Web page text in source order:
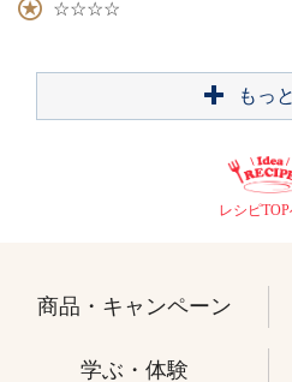
☆☆☆☆
もっ
レシピ
商品・キャンペーン
学ぶ・体験